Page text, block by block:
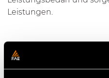
Leistungen.
Video Mulcher für